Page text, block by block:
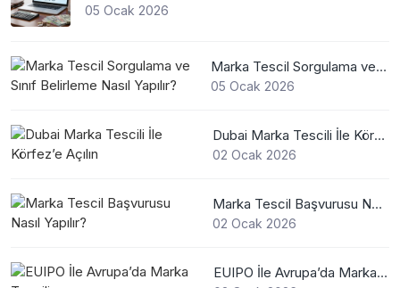
05 Ocak 2026
Marka Tescil Sorgulama ve Sınıf Belirleme Nasıl Yapılır?
05 Ocak 2026
Dubai Marka Tescili İle Körfez’e Açılın
02 Ocak 2026
Marka Tescil Başvurusu Nasıl Yapılır?
02 Ocak 2026
EUIPO İle Avrupa’da Marka Tescili